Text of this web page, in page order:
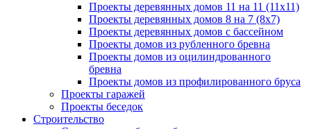
Проекты деревянных домов 11 на 11 (11x11)
Проекты деревянных домов 8 на 7 (8x7)
Проекты деревянных домов с бассейном
Проекты домов из рубленного бревна
Проекты домов из оцилиндрованного
бревна
Проекты домов из профилированного бруса
Проекты гаражей
Проекты беседок
Строительство